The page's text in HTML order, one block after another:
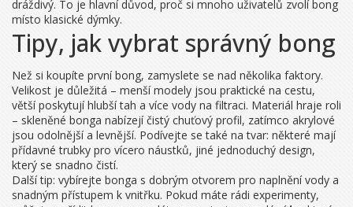
dráždivý. To je hlavní důvod, proč si mnoho uživatelů zvolí bong
místo klasické dýmky.
Tipy, jak vybrat správný bong
Než si koupíte první bong, zamyslete se nad několika faktory.
Velikost je důležitá – menší modely jsou praktické na cestu,
větší poskytují hlubší tah a více vody na filtraci. Materiál hraje roli
– skleněné bonga nabízejí čistý chuťový profil, zatímco akrylové
jsou odolnější a levnější. Podívejte se také na tvar: některé mají
přídavné trubky pro vícero náustků, jiné jednoduchý design,
který se snadno čistí.
Další tip: vybírejte bonga s dobrým otvorem pro naplnění vody a
snadným přístupem k vnitřku. Pokud máte rádi experimenty,